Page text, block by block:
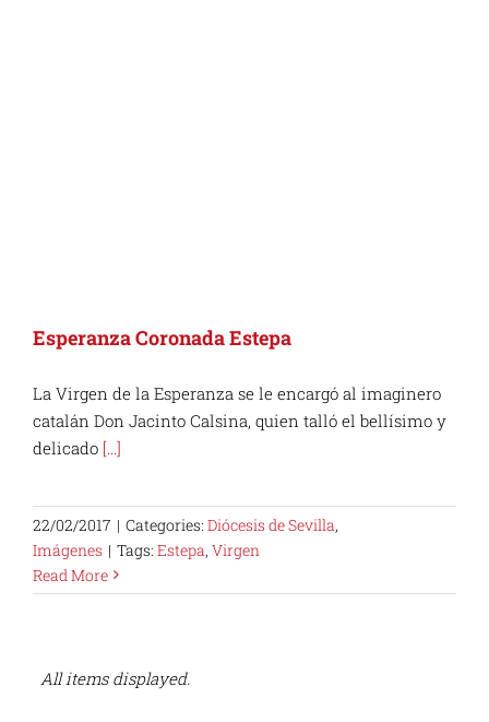
Esperanza Coronada Estepa
La Virgen de la Esperanza se le encargó al imaginero
catalán Don Jacinto Calsina, quien talló el bellísimo y
delicado [...]
22/02/2017 | Categories: Diócesis de Sevilla,
Imágenes | Tags: Estepa, Virgen
Read More